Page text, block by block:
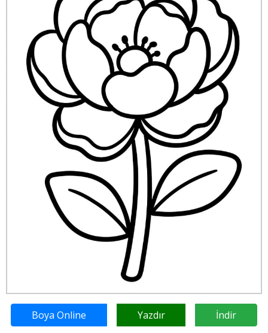
Boya Online Yazdır İndir